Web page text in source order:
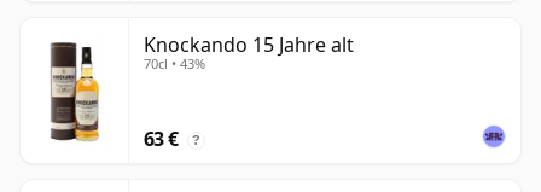
Knockando 15 Jahre alt
70cl • 43%
63 € ?